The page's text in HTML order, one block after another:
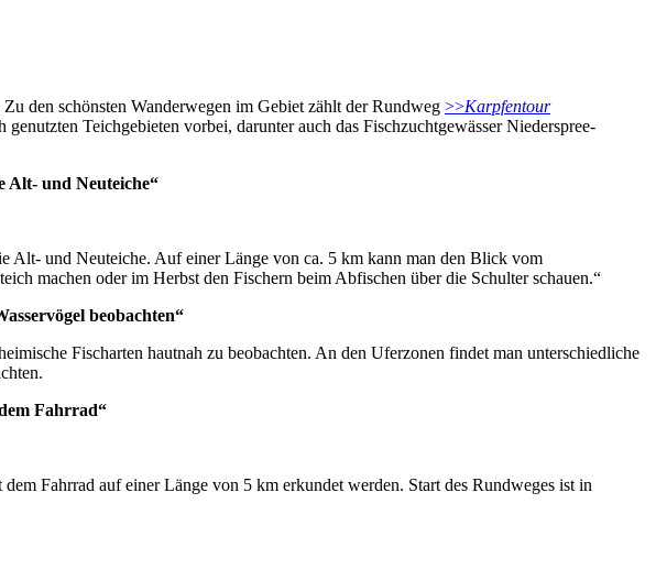
den schönsten Wanderwegen im Gebiet zählt der Rundweg >>Karpfentour
Teichgebieten vorbei, darunter auch das Fischzuchtgewässer Niederspree-
Alt- und Neuteiche“
Alt- und Neuteiche. Auf einer Länge von ca. 5 km kann man den Blick vom
machen oder im Herbst den Fischern beim Abfischen über die Schulter schauen.“
beobachten“
Fischarten hautnah zu beobachten. An den Uferzonen findet man unterschiedliche
Fahrrad“
Fahrrad auf einer Länge von 5 km erkundet werden. Start des Rundweges ist in